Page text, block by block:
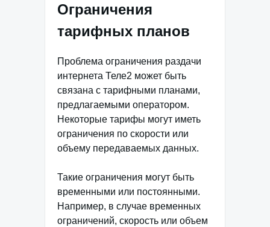
Ограничения
тарифных планов
Проблема ограничения раздачи
интернета Теле2 может быть
связана с тарифными планами,
предлагаемыми оператором.
Некоторые тарифы могут иметь
ограничения по скорости или
объему передаваемых данных.
Такие ограничения могут быть
временными или постоянными.
Например, в случае временных
ограничений, скорость или объем